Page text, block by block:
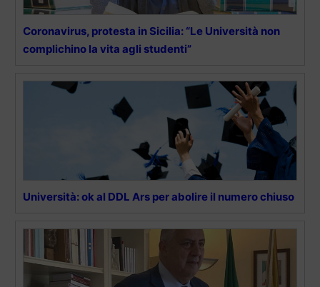
Coronavirus, protesta in Sicilia: “Le Università non
complichino la vita agli studenti”
Università: ok al DDL Ars per abolire il numero chiuso